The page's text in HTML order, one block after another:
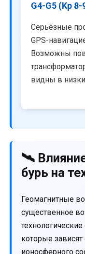
G4-G5 (Kp
Серьёзные
GPS-
Возможны
видны в
🛰️
бурь на
Геомагнитные
существенное
которые
ионосферного